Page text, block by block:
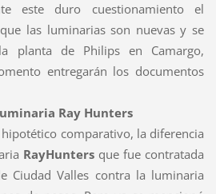
este duro cuestionamiento el
las luminarias son nuevas y se
planta de Philips en Camargo,
entregarán los documentos
Ray Hunters
hipotético comparativo, la diferencia
RayHuntersque fue contratada
Ciudad Valles contra la luminaria